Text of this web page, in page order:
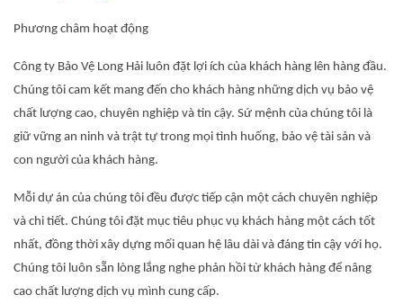
Phương châm hoạt động
Công ty Bảo Vệ Long Hải luôn đặt lợi ích của khách hàng lên hàng đầu.
Chúng tôi cam kết mang đến cho khách hàng những dịch vụ bảo vệ
chất lượng cao, chuyên nghiệp và tin cậy. Sứ mệnh của chúng tôi là
giữ vững an ninh và trật tự trong mọi tình huống, bảo vệ tài sản và
con người của khách hàng.
Mỗi dự án của chúng tôi đều được tiếp cận một cách chuyên nghiệp
và chi tiết. Chúng tôi đặt mục tiêu phục vụ khách hàng một cách tốt
nhất, đồng thời xây dựng mối quan hệ lâu dài và đáng tin cậy với họ.
Chúng tôi luôn sẵn lòng lắng nghe phản hồi từ khách hàng để nâng
cao chất lượng dịch vụ mình cung cấp.